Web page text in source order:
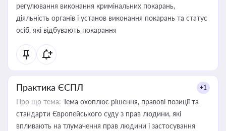
регулювання виконання кримінальних покарань,
діяльність органів і установ виконання покарань та статус
осіб, які відбувають покарання
Практика ЄСПЛ +1
Про що тема: Тема охоплює рішення, правові позиції та
стандарти Європейського суду з прав людини, які
впливають на тлумачення прав людини і застосування